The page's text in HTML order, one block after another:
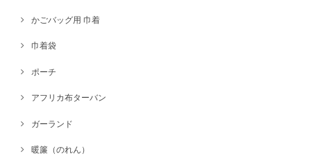
かごバッグ用 巾着
巾着袋
ポーチ
アフリカ布ターバン
ガーランド
暖簾（のれん）